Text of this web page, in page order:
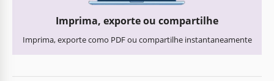
Imprima, exporte ou compartilhe
Imprima, exporte como PDF ou compartilhe instantaneamente